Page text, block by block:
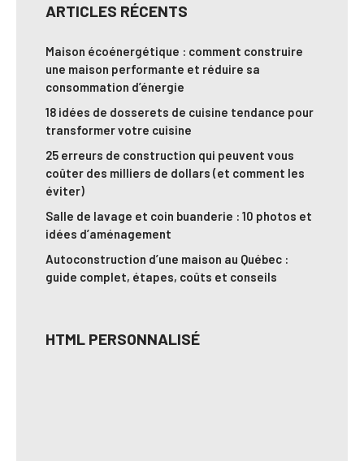
ARTICLES RÉCENTS
Maison écoénergétique : comment construire
une maison performante et réduire sa
consommation d’énergie
18 idées de dosserets de cuisine tendance pour
transformer votre cuisine
25 erreurs de construction qui peuvent vous
coûter des milliers de dollars (et comment les
éviter)
Salle de lavage et coin buanderie : 10 photos et
idées d’aménagement
Autoconstruction d’une maison au Québec :
guide complet, étapes, coûts et conseils
HTML PERSONNALISÉ